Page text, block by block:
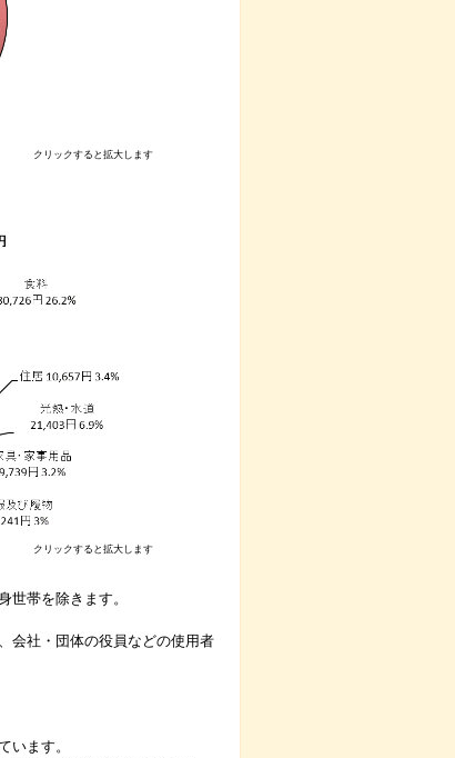
クリックすると拡大します
クリックすると拡大します
帯を除きます。
会社・団体の役員などの使用者
います。